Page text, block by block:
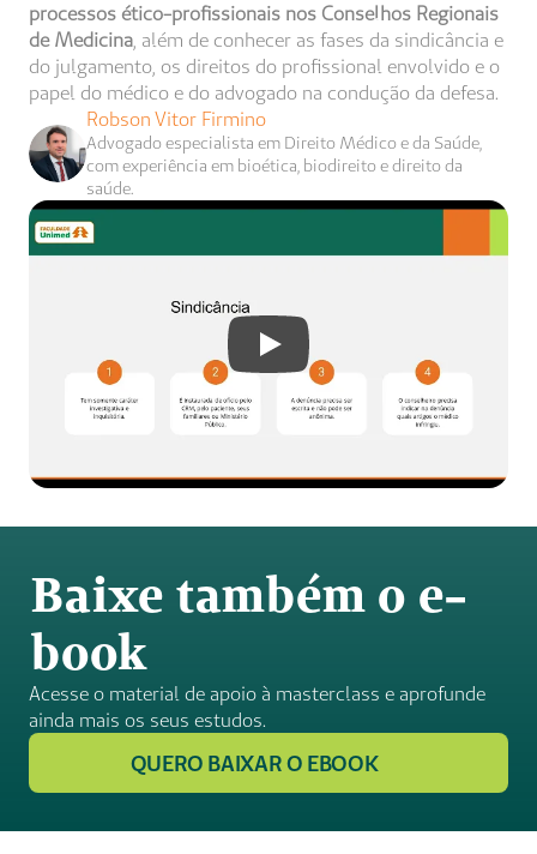
processos ético-profissionais nos Conselhos Regionais
de Medicina, além de conhecer as fases da sindicância e
do julgamento, os direitos do profissional envolvido e o
papel do médico e do advogado na condução da defesa.
Robson Vitor Firmino
Advogado especialista em Direito Médico e da Saúde,
com experiência em bioética, biodireito e direito da
saúde.
Baixe também o e-
book
Acesse o material de apoio à masterclass e aprofunde
ainda mais os seus estudos.
QUERO BAIXAR O EBOOK